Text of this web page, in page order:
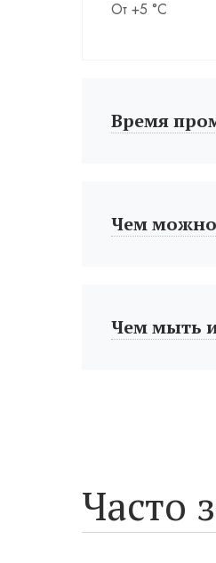
От +5 °С
Время
Чем можно
Чем мыть
Часто